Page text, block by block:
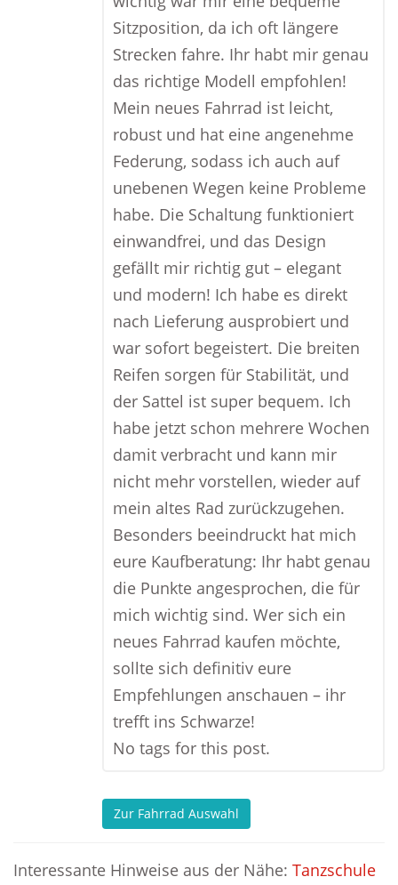
Sitzposition, da ich oft längere
Strecken fahre. Ihr habt mir genau
das richtige Modell empfohlen!
Mein neues Fahrrad ist leicht,
robust und hat eine angenehme
Federung, sodass ich auch auf
unebenen Wegen keine Probleme
habe. Die Schaltung funktioniert
einwandfrei, und das Design
gefällt mir richtig gut – elegant
und modern! Ich habe es direkt
nach Lieferung ausprobiert und
war sofort begeistert. Die breiten
Reifen sorgen für Stabilität, und
der Sattel ist super bequem. Ich
habe jetzt schon mehrere Wochen
damit verbracht und kann mir
nicht mehr vorstellen, wieder auf
mein altes Rad zurückzugehen.
Besonders beeindruckt hat mich
eure Kaufberatung: Ihr habt genau
die Punkte angesprochen, die für
mich wichtig sind. Wer sich ein
neues Fahrrad kaufen möchte,
sollte sich definitiv eure
Empfehlungen anschauen – ihr
trefft ins Schwarze!
No tags for this post.
Zur Fahrrad Auswahl
Interessante Hinweise aus der Nähe: Tanzschule